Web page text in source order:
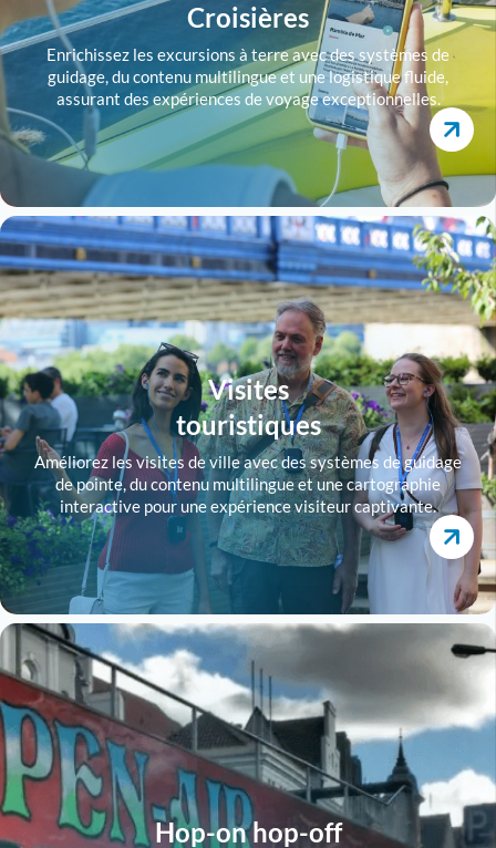
Croisières
Enrichissez les excursions à terre avec des systèmes de
guidage, du contenu multilingue et une logistique fluide,
assurant des expériences de voyage exceptionnelles.
Visites
touristiques
Améliorez les visites de ville avec des systèmes de guidage
de pointe, du contenu multilingue et une cartographie
interactive pour une expérience visiteur captivante.
Hop-on hop-off